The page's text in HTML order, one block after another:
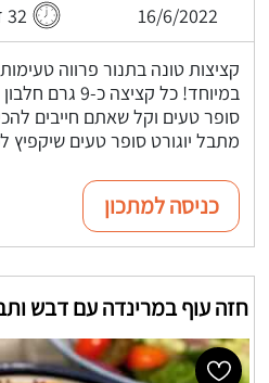
16/6/2022 32 דקות
קציצות טונה בתנור פרווה
סופר טעים וקל שאתם חייבים
מתבל יוגורט סופר טעים
כניסה למתכון
חזה עוף במרינדה עם דבש